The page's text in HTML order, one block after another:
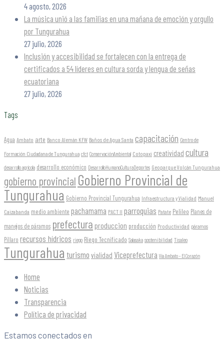
4 agosto, 2026
La música unió a las familias en una mañana de emoción y orgullo
por Tungurahua
27 julio, 2026
Inclusión y accesibilidad se fortalecen con la entrega de
certificados a 54 líderes en cultura sorda y lengua de señas
ecuatoriana
27 julio, 2026
Tags
Agua Ambato arte Banco Alemán KFW Baños de Agua Santa capacitación Centro de
Formación Ciudadana de Tungurahua cfct ConservaciónAmbiental Cotopaxi creatividad cultura
desarrollo agrícola desarrollo económico DesarrolloHumanoCulturaDeportes Geoparque Volcán Tungurahua
gobierno provincial Gobierno Provincial de
Tungurahua Gobierno Provincial Tungurahua Infraestructura y Vialidad Manuel
Caizabanda medio ambiente pachamama PACT II parroquias Patate Pelileo Planes de
manejos de páramos prefectura produccion producción Productividad páramos
Píllaro recursos hídricos riego Riego Tecnificado Salasaka sostenibilidad Tisaleo
Tungurahua turismo vialidad Viceprefectura Vía Ambato - El Corazón
Home
Noticias
Transparencia
Política de privacidad
Estamos conectados en